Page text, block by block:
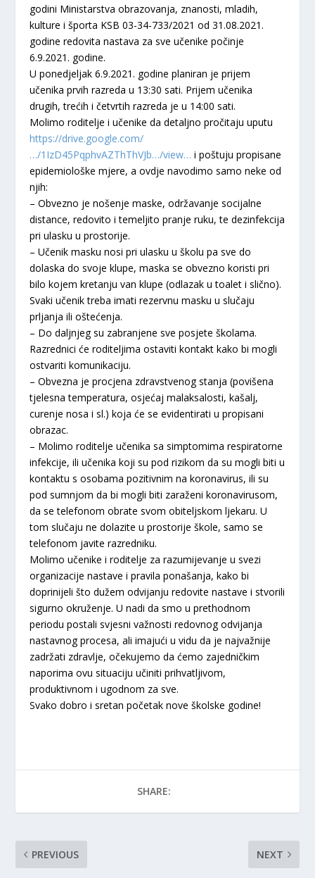
godini Ministarstva obrazovanja, znanosti, mladih,
kulture i športa KSB 03-34-733/2021 od 31.08.2021.
godine redovita nastava za sve učenike počinje
6.9.2021. godine.
U ponedjeljak 6.9.2021. godine planiran je prijem
učenika prvih razreda u 13:30 sati. Prijem učenika
drugih, trećih i četvrtih razreda je u 14:00 sati.
Molimo roditelje i učenike da detaljno pročitaju uputu
https://drive.google.com/
…/1IzD45PqphvAZThThVJb…/view… i poštuju propisane
epidemiološke mjere, a ovdje navodimo samo neke od
njih:
– Obvezno je nošenje maske, održavanje socijalne
distance, redovito i temeljito pranje ruku, te dezinfekcija
pri ulasku u prostorije.
– Učenik masku nosi pri ulasku u školu pa sve do
dolaska do svoje klupe, maska se obvezno koristi pri
bilo kojem kretanju van klupe (odlazak u toalet i slično).
Svaki učenik treba imati rezervnu masku u slučaju
prljanja ili oštećenja.
– Do daljnjeg su zabranjene sve posjete školama.
Razrednici će roditeljima ostaviti kontakt kako bi mogli
ostvariti komunikaciju.
– Obvezna je procjena zdravstvenog stanja (povišena
tjelesna temperatura, osjećaj malaksalosti, kašalj,
curenje nosa i sl.) koja će se evidentirati u propisani
obrazac.
– Molimo roditelje učenika sa simptomima respiratorne
infekcije, ili učenika koji su pod rizikom da su mogli biti u
kontaktu s osobama pozitivnim na koronavirus, ili su
pod sumnjom da bi mogli biti zaraženi koronavirusom,
da se telefonom obrate svom obiteljskom ljekaru. U
tom slučaju ne dolazite u prostorije škole, samo se
telefonom javite razredniku.
Molimo učenike i roditelje za razumijevanje u svezi
organizacije nastave i pravila ponašanja, kako bi
doprinijeli što dužem odvijanju redovite nastave i stvorili
sigurno okruženje. U nadi da smo u prethodnom
periodu postali svjesni važnosti redovnog odvijanja
nastavnog procesa, ali imajući u vidu da je najvažnije
zadržati zdravlje, očekujemo da ćemo zajedničkim
naporima ovu situaciju učiniti prihvatljivom,
produktivnom i ugodnom za sve.
Svako dobro i sretan početak nove školske godine!
SHARE:
PREVIOUS NEXT